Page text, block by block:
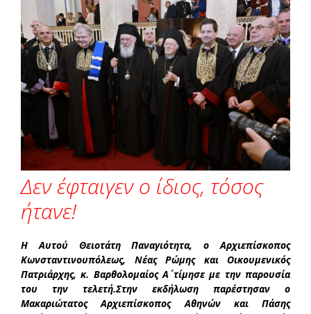
Δεν έφταιγεν ο ίδιος, τόσος
ήτανε!
Η Αυτού Θειοτάτη Παναγιότητα, ο Αρχιεπίσκοπος
Κωνσταντινουπόλεως, Νέας Ρώμης και Οικουμενικός
Πατριάρχης, κ. Βαρθολομαίος Α΄ τίμησε με την παρουσία
του την τελετή.Στην εκδήλωση παρέστησαν ο
Μακαριώτατος Αρχιεπίσκοπος Αθηνών και Πάσης